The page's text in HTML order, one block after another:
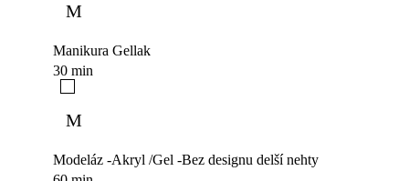
M
Manikura Gellak
30 min
M
Modeláz -Akryl /Gel -Bez designu delší nehty